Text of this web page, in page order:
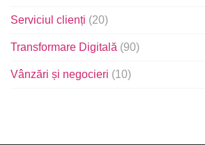
Serviciul clienți (20)
Transformare Digitală (90)
Vânzări și negocieri (10)